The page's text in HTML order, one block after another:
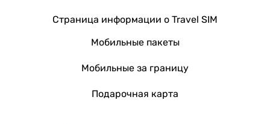
Страница информации о Travel SIM
Мобильные пакеты
Мобильные за границу
Подарочная карта